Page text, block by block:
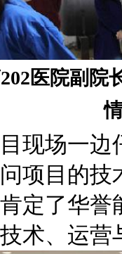
202医院副院
现场一边
项目的
定了华
术、运